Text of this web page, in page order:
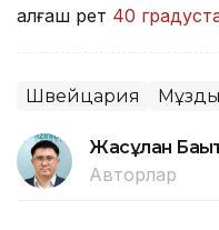
алғаш рет 40
Швейцария
Жасұлан
Авторлар